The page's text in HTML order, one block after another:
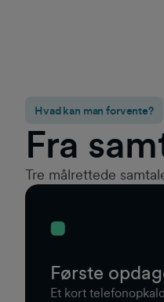
Hvad kan man forvente?
Fra
Tre målrettede
Første
Et kort